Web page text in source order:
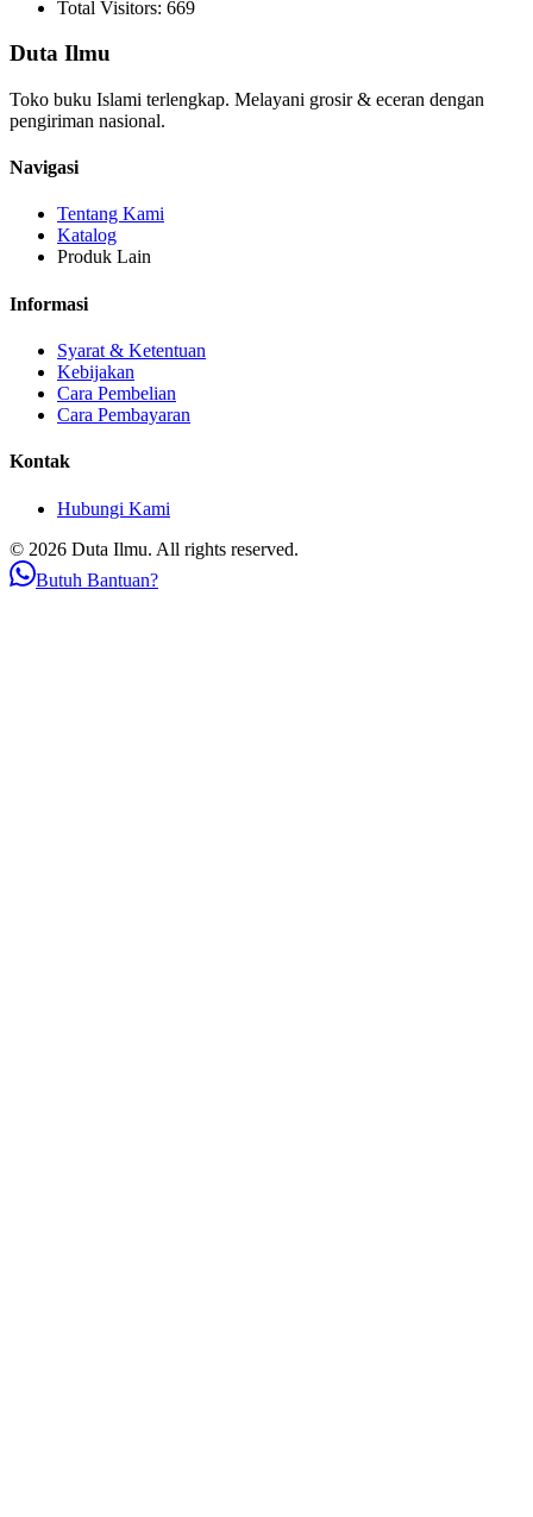
Total Visitors: 669
Duta Ilmu
Toko buku Islami terlengkap. Melayani grosir & eceran dengan
pengiriman nasional.
Navigasi
Tentang Kami
Katalog
Produk Lain
Informasi
Syarat & Ketentuan
Kebijakan
Cara Pembelian
Cara Pembayaran
Kontak
Hubungi Kami
© 2026 Duta Ilmu. All rights reserved.
Butuh Bantuan?